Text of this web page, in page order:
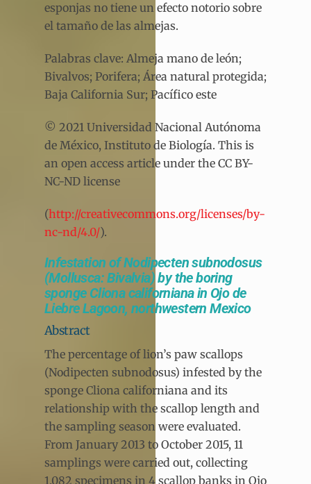
esponjas no tiene un efecto notorio sobre
el tamaño de las almejas.
Palabras clave: Almeja mano de león;
Bivalvos; Porifera; Área natural protegida;
Baja California Sur; Pacífico este
© 2021 Universidad Nacional Autónoma
de México, Instituto de Biología. This is
an open access article under the CC BY-
NC-ND license
(http://creativecommons.org/licenses/by-
nc-nd/4.0/).
Infestation of Nodipecten subnodosus
(Mollusca: Bivalvia) by the boring
sponge Cliona californiana in Ojo de
Liebre Lagoon, northwestern Mexico
Abstract
The percentage of lion’s paw scallops
(Nodipecten subnodosus) infested by the
sponge Cliona californiana and its
relationship with the scallop length and
the sampling season were evaluated.
From January 2013 to October 2015, 11
samplings were carried out, collecting
1,082 specimens in 4 scallop banks in Ojo